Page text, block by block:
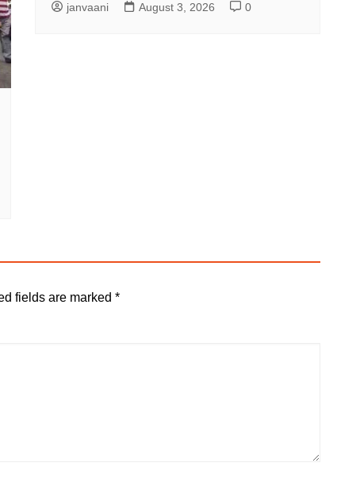
janvaani August 3, 2026 0
fields are marked *